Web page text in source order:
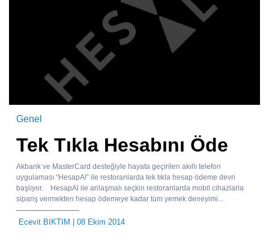
Genel
Tek Tıkla Hesabını Öde
Akbank ve MasterCard desteğiyle hayata geçirilen akıllı telefon
uygulaması “HesapAl” ile restoranlarda tek tıkla hesap ödeme devri
başlıyor. HesapAl ile anlaşmalı seçkin restoranlarda mobil cihazlarla
sipariş vermekten hesap ödemeye kadar tüm yemek deneyimi...
Ecevit BIKTIM | 08 Ekim 2014